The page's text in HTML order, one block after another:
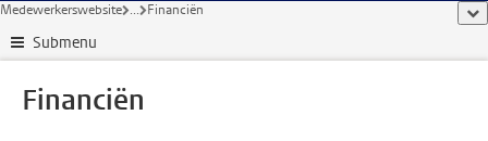
Medewerkerswebsite ... Financiën
Submenu
Financiën